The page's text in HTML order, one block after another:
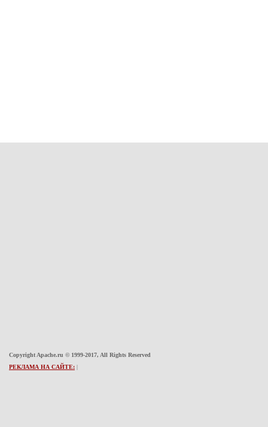
Copyright Apache.ru © 1999-2017, All Rights Reserved
РЕКЛАМА НА САЙТЕ: |